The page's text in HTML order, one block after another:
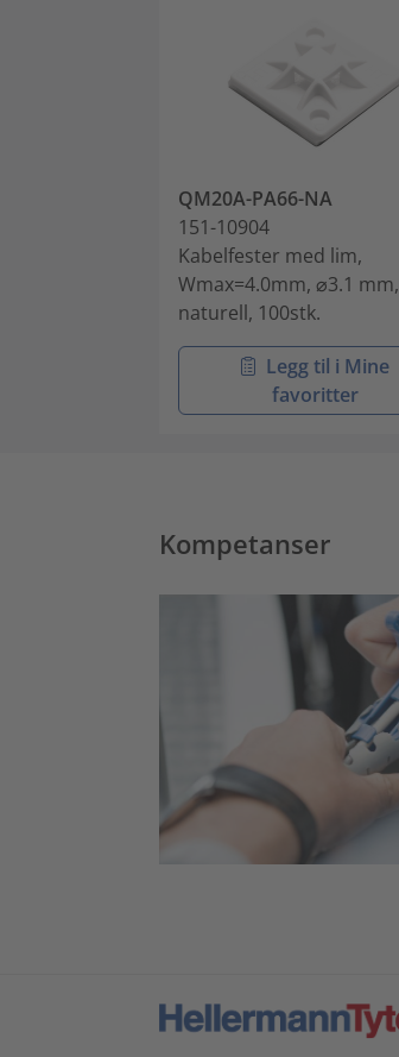
QM20A-PA66-NA
151-10904
Kabelfester med lim,
Wmax=4.0mm, ⌀3.1 mm,
naturell, 100stk.
Legg til i Mine
favoritter
Kompetanser